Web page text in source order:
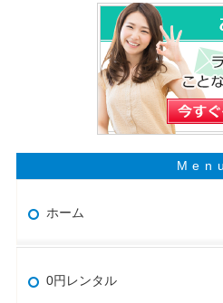
ホーム
0円レンタル